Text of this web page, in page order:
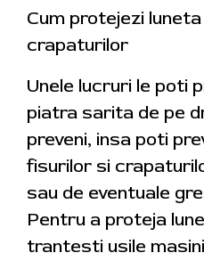
Cum protejezi
crapaturilor
Unele lucruri le poti
piatra sarita de pe
preveni, insa poti
fisurilor si
sau de eventuale
Pentru a proteja
trantesti usile